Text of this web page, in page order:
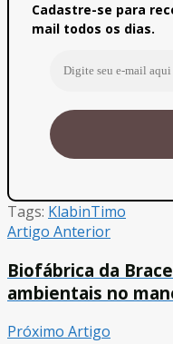
Cadastre-se para
mail todos os dias.
Tags: KlabinTimo
Artigo Anterior
Biofábrica da
ambientais no
Próximo Artigo